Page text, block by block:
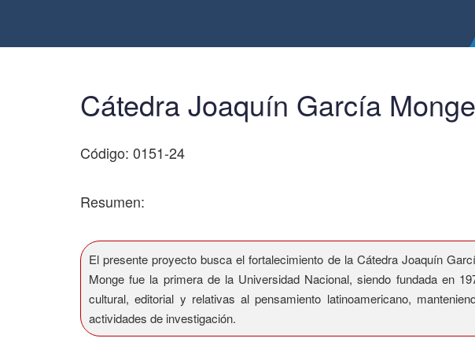
Cátedra Joaquín García
Código: 0151-24
Resumen:
El presente proyecto busca el fortalecimiento de la Cátedra Joaquín
Monge fue la primera de la Universidad Nacional, siendo fundada en
cultural, editorial y relativas al pensamiento latinoamericano,
actividades de investigación.